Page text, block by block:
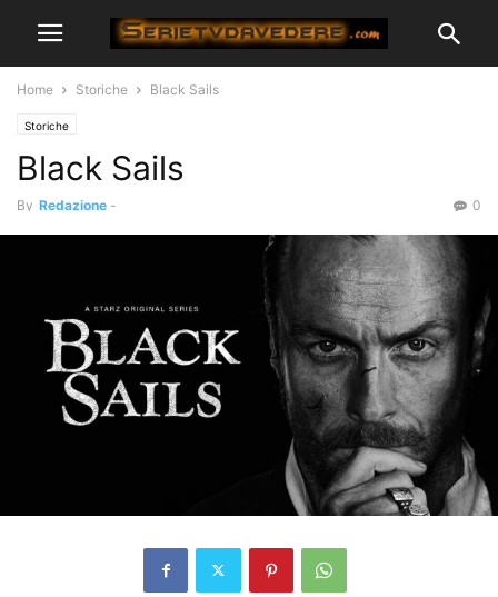
Home Storiche Black Sails
Storiche
Black Sails
By Redazione - 0